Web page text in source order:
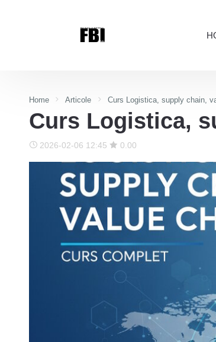
Home Articole Curs Logistica, supply chain,
Curs Logistica,
2026-02-06 12:45 0.00